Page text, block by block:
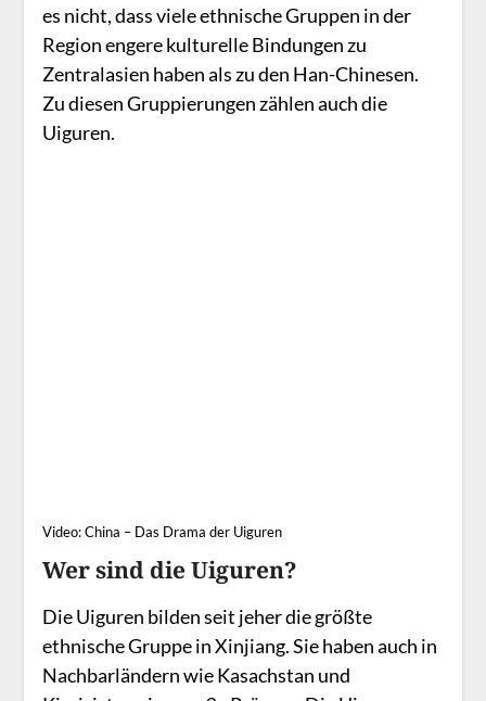
es nicht, dass viele ethnische Gruppen in der
Region engere kulturelle Bindungen zu
Zentralasien haben als zu den Han-Chinesen.
Zu diesen Gruppierungen zählen auch die
Uiguren.
Video: China – Das Drama der Uiguren
Wer sind die Uiguren?
Die Uiguren bilden seit jeher die größte
ethnische Gruppe in Xinjiang. Sie haben auch in
Nachbarländern wie Kasachstan und